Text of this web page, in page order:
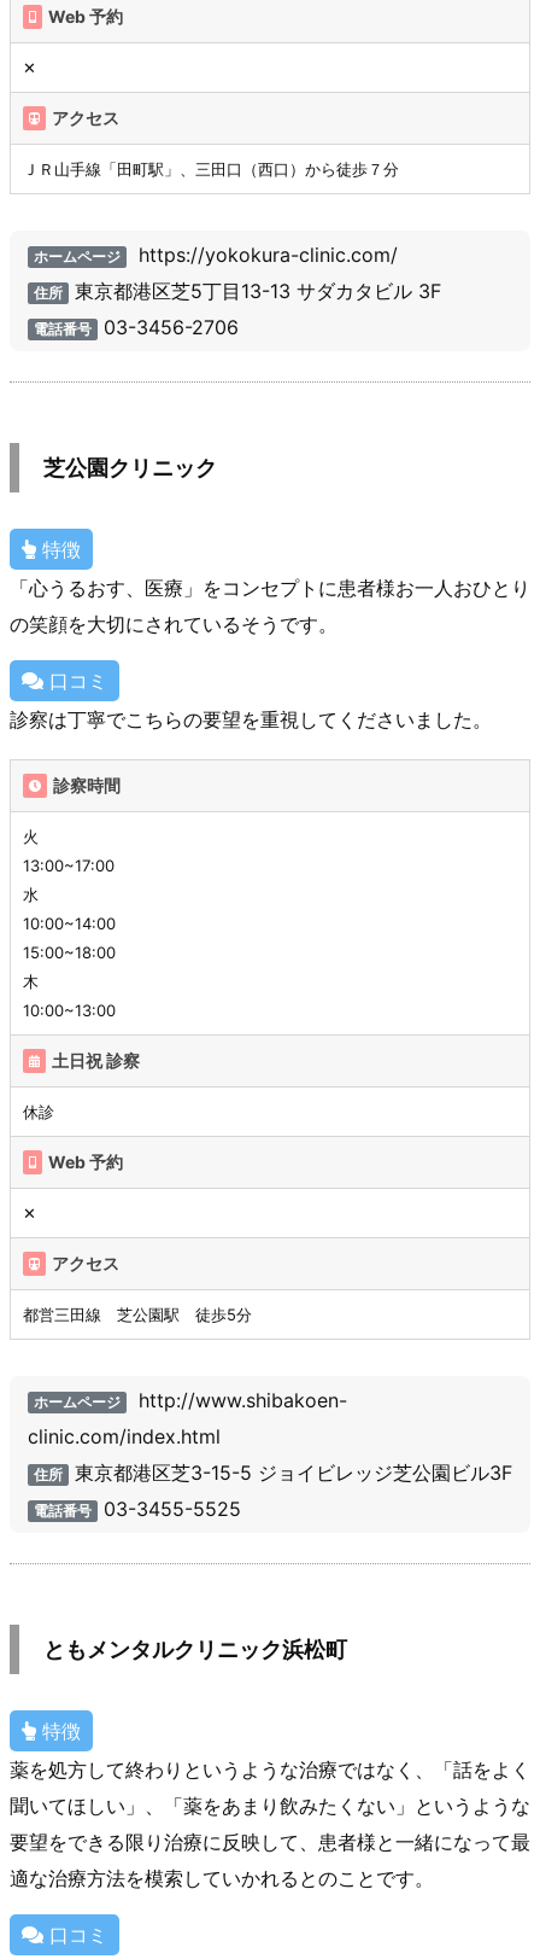
Web 予約
✕
アクセス
ＪＲ山手線「田町駅」、三田口（西口）から徒歩７分
ホームページ https://yokokura-clinic.com/
住所 東京都港区芝5丁目13-13 サダカタビル 3F
電話番号 03-3456-2706
芝公園クリニック
特徴
「心うるおす、医療」をコンセプトに患者様お一人おひとり
の笑顔を大切にされているそうです。
口コミ
診察は丁寧でこちらの要望を重視してくださいました。
診察時間
火
13:00~17:00
水
10:00~14:00
15:00~18:00
木
10:00~13:00
土日祝 診察
休診
Web 予約
✕
アクセス
都営三田線 芝公園駅 徒歩5分
ホームページ
http://www.shibakoen-
clinic.com/index.html
住所 東京都港区芝3-15-5 ジョイビレッジ芝公園ビル3F
電話番号 03-3455-5525
ともメンタルクリニック浜松町
特徴
薬を処方して終わりというような治療ではなく、「話をよく
聞いてほしい」、「薬をあまり飲みたくない」というような
要望をできる限り治療に反映して、患者様と一緒になって最
適な治療方法を模索していかれるとのことです。
口コミ